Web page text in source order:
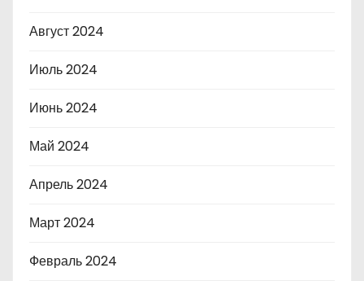
Август 2024
Июль 2024
Июнь 2024
Май 2024
Апрель 2024
Март 2024
Февраль 2024